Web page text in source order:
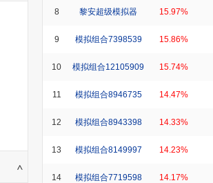
8 黎安超级模拟器 15.97%
9 模拟组合7398539 15.86%
10 模拟组合12105909 15.74%
11 模拟组合8946735 14.47%
12 模拟组合8943398 14.33%
13 模拟组合8149997 14.23%
14 模拟组合7719598 14.17%